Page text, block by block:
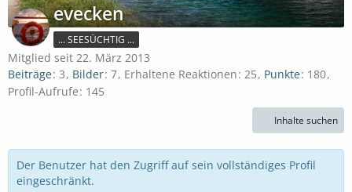
evecken
... SEESÜCHTIG ...
Mitglied seit 22. März 2013
Beiträge 3 Bilder 7 Erhaltene Reaktionen 25 Punkte 180
Profil-Aufrufe 145
Inhalte suchen
Der Benutzer hat den Zugriff auf sein vollständiges Profil
eingeschränkt.